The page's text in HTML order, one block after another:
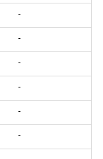
-
-
-
-
-
-